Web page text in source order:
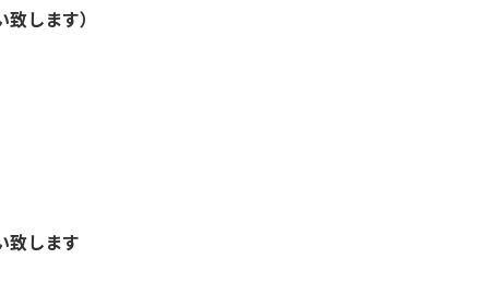
します）
致します